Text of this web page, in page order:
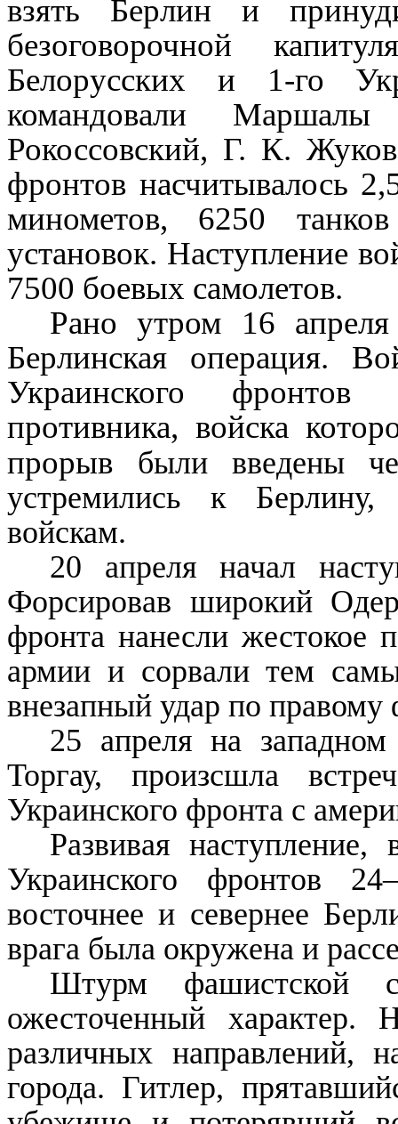
взять Берлин и
безоговорочной
Белорусских и 1-го
командовали
Рокоссовский, Г. К.
фронтов насчитывалось
минометов, 6250
установок. Наступ­ление
7500 боевых самолетов.
Рано утром 16 апреля
Берлинская операция.
Украинского
противника, войска
прорыв
были введены
устремились к Берлину,
войскам.
20 апреля начал
Форсировав широкий
фронта нанесли же­стокое
ар­мии и сорвали тем
внезапный удар по правому
25 апреля на
Торгау, произсшла
Украинского фронта с
Развивая
Украинского фронтов
восточнее и севернее
врага была окружена и
Штурм фашистской
ожесточенный
различных направлений,
города. Гит­лер,